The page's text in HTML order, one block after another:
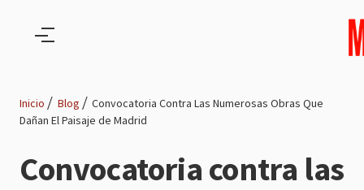
de
Inicio Blog
Convocatoria Contra Las Numerosas Obras Que
Dañan El Paisaje de Madrid
Convocatoria contra las